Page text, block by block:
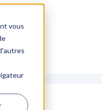
vous